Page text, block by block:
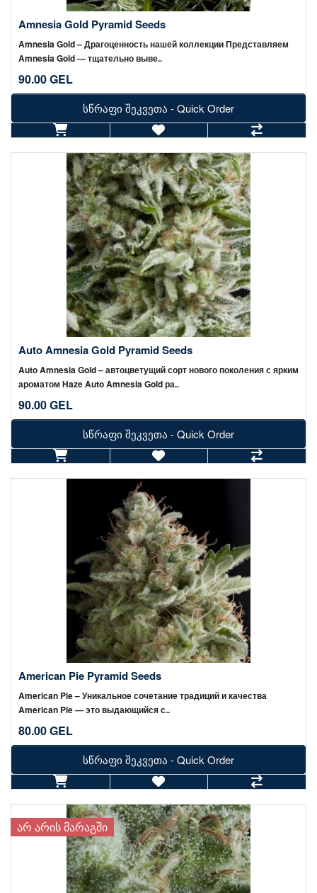
Amnesia Gold Pyramid Seeds
Amnesia Gold – Драгоценность нашей коллекции Представляем
Amnesia Gold — тщательно выве..
90.00 GEL
სწრაფი შეკვეთა - Quick Order
Auto Amnesia Gold Pyramid Seeds
Auto Amnesia Gold – автоцветущий сорт нового поколения с ярким
ароматом Haze Auto Amnesia Gold ра..
90.00 GEL
სწრაფი შეკვეთა - Quick Order
American Pie Pyramid Seeds
American Pie – Уникальное сочетание традиций и качества
American Pie — это выдающийся с..
80.00 GEL
სწრაფი შეკვეთა - Quick Order
ᲐᲠ ᲐᲠᲘᲡ ᲛᲐᲠᲐᲒᲨᲘ